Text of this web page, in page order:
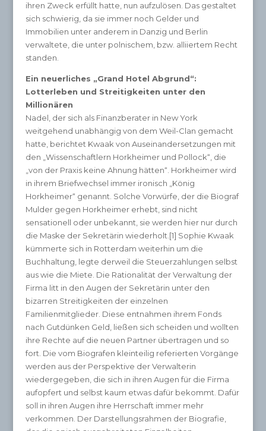
ihren Zweck erfüllt hatte, nun aufzulösen. Das gestaltet
sich schwierig, da sie immer noch Gelder und
Immobilien unter anderem in Danzig und Berlin
verwaltete, die unter polnischem, bzw. alliiertem Recht
standen.
Ein neuerliches „Grand Hotel Abgrund“:
Lotterleben und Streitigkeiten unter den
Millionären
Nadel, der sich als Finanzberater in New York
weitgehend unabhängig von dem Weil-Clan gemacht
hatte, berichtet Kwaak von Auseinandersetzungen mit
den „Wissenschaftlern Horkheimer und Pollock“, die
„von der Praxis keine Ahnung hätten“. Horkheimer wird
in ihrem Briefwechsel immer ironisch „König
Horkheimer“ genannt. Solche Vorwürfe, der die Biograf
Mulder gegen Horkheimer erhebt, sind nicht
sensationell oder unbekannt, sie werden hier nur durch
die Maske der Sekretärin wiederholt.[1] Sophie Kwaak
kümmerte sich in Rotterdam weiterhin um die
Buchhaltung, legte derweil die Steuerzahlungen selbst
aus wie die Miete. Die Rationalität der Verwaltung der
Firma litt in den Augen der Sekretärin unter den
bizarren Streitigkeiten der einzelnen
Familienmitglieder. Diese entnahmen ihrem Fonds
nach Gutdünken Geld, ließen sich scheiden und wollten
ihre Rechte auf die neuen Partner übertragen und so
fort. Die vom Biografen kleinteilig referierten Vorgänge
werden aus der Perspektive der Verwalterin
wiedergegeben, die sich in ihren Augen für die Firma
aufopfert und selbst kaum etwas dafür bekommt. Dafür
soll in ihren Augen ihre Herrschaft immer mehr
verkommen. Der Darstellungsrahmen der Biografie,